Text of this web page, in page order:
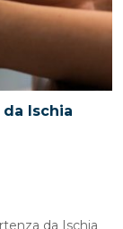
Ischia
da Ischia